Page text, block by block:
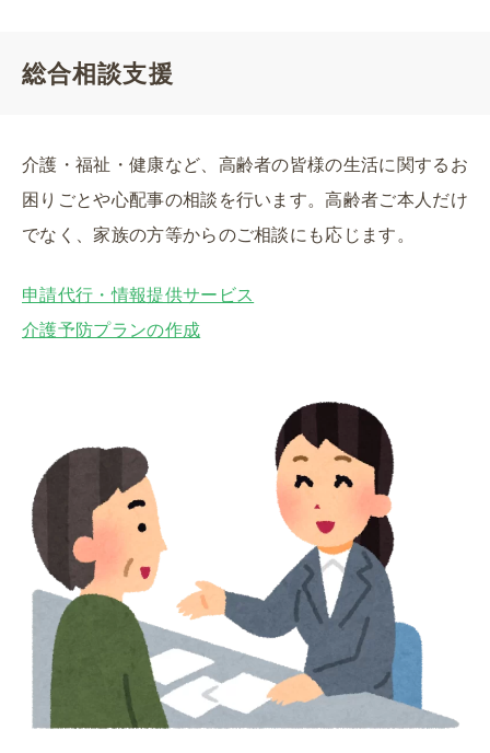
総合相談支援
介護・福祉・健康など、高齢者の皆様の生活に関するお
困りごとや心配事の相談を行います。高齢者ご本人だけ
でなく、家族の方等からのご相談にも応じます。
申請代行・情報提供サービス
介護予防プランの作成